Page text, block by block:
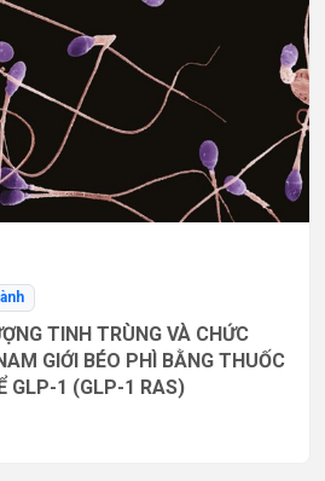
TINH TRÙNG VÀ CHỨC
GIỚI BÉO PHÌ BẰNG THUỐC
GLP-1 (GLP-1 RAS)